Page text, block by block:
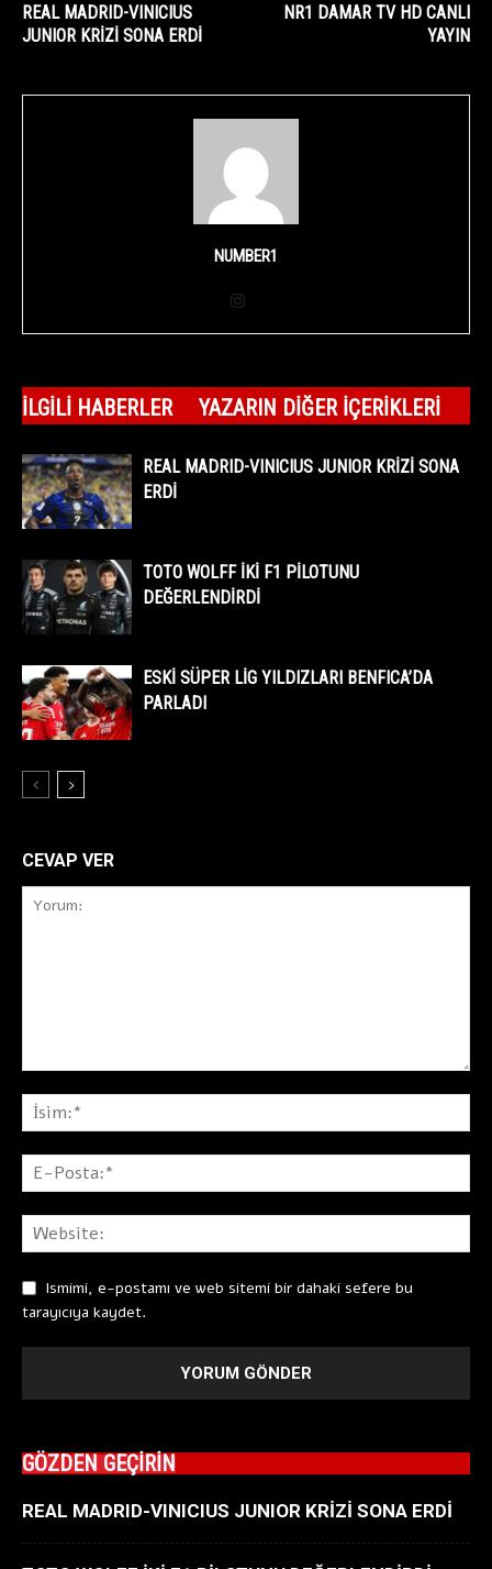
REAL MADRID-VINICIUS
JUNIOR KRİZİ SONA ERDİ
NR1 DAMAR TV HD CANLI
YAYIN
NUMBER1
İLGILI HABERLER YAZARIN DIĞER İÇERIKLERI
REAL MADRID-VINICIUS JUNIOR KRİZİ SONA
ERDİ
TOTO WOLFF İKİ F1 PİLOTUNU
DEĞERLENDİRDİ
ESKİ SÜPER LİG YILDIZLARI BENFICA’DA
PARLADI
CEVAP VER
Ismimi, e-postamı ve web sitemi bir dahaki sefere bu
tarayıcıya kaydet.
GÖZDEN GEÇİRİN
REAL MADRID-VINICIUS JUNIOR KRİZİ SONA ERDİ